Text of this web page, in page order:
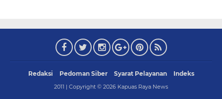
Redaksi Pedoman Siber Syarat Pelayanan Indeks
2011 | Copyright © 2026 Kapuas Raya News